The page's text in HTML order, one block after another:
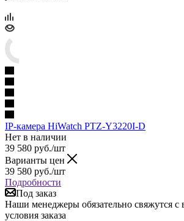
IP-камера HiWatch PTZ-Y3220I-D
Нет в наличии
39 580 руб./шт
Варианты цен
39 580 руб./шт
Подробности
Под заказ
Наши менеджеры обязательно свяжутся с
условия заказа